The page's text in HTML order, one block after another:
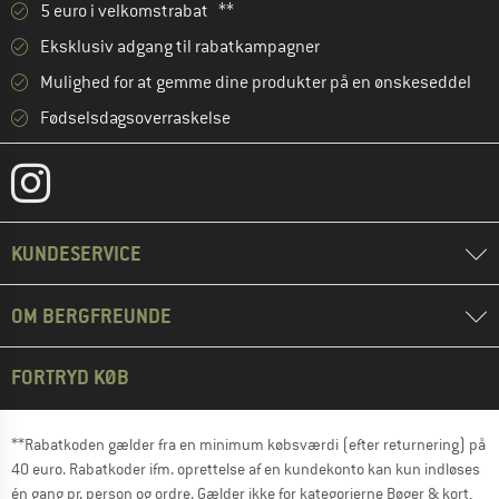
5 euro i velkomstrabat **
Eksklusiv adgang til rabatkampagner
Mulighed for at gemme dine produkter på en ønskeseddel
Fødselsdagsoverraskelse
KUNDESERVICE
OM BERGFREUNDE
FORTRYD KØB
**Rabatkoden gælder fra en minimum købsværdi (efter returnering) på
40 euro. Rabatkoder ifm. oprettelse af en kundekonto kan kun indløses
én gang pr. person og ordre. Gælder ikke for kategorierne Bøger & kort,